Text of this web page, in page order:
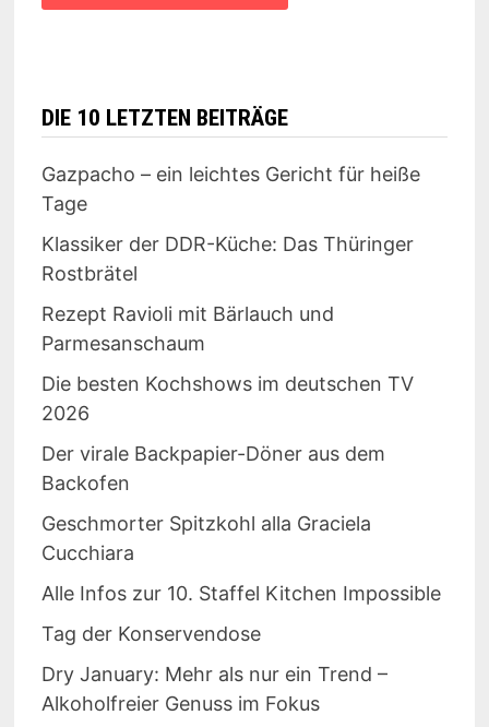
DIE 10 LETZTEN BEITRÄGE
Gazpacho – ein leichtes Gericht für heiße
Tage
Klassiker der DDR-Küche: Das Thüringer
Rostbrätel
Rezept Ravioli mit Bärlauch und
Parmesanschaum
Die besten Kochshows im deutschen TV
2026
Der virale Backpapier-Döner aus dem
Backofen
Geschmorter Spitzkohl alla Graciela
Cucchiara
Alle Infos zur 10. Staffel Kitchen Impossible
Tag der Konservendose
Dry January: Mehr als nur ein Trend –
Alkoholfreier Genuss im Fokus